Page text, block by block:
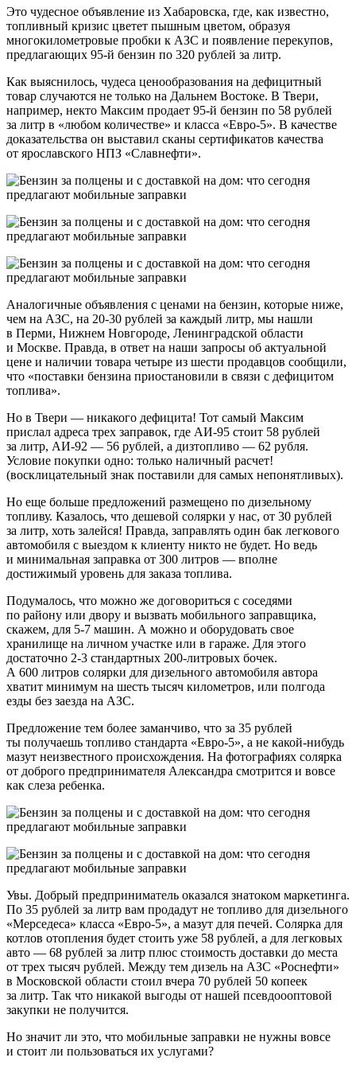
Это чудесное объявление из Хабаровска, где, как известно,
топливный кризис цветет пышным цветом, образуя
многокилометровые пробки к АЗС и появление перекупов,
предлагающих 95-й бензин по 320 рублей за литр.
Как выяснилось, чудеса ценообразования на дефицитный
товар случаются не только на Дальнем Востоке. В Твери,
например, некто Максим продает 95-й бензин по 58 рублей
за литр в «любом количестве» и класса «Евро-5». В качестве
доказательства он выставил сканы сертификатов качества
от ярославского НПЗ «Славнефти».
Аналогичные объявления с ценами на бензин, которые ниже,
чем на АЗС, на 20-30 рублей за каждый литр, мы нашли
в Перми, Нижнем Новгороде, Ленинградской области
и Москве. Правда, в ответ на наши запросы об актуальной
цене и наличии товара четыре из шести продавцов сообщили,
что «поставки бензина приостановили в связи с дефицитом
топлива».
Но в Твери — никакого дефицита! Тот самый Максим
прислал адреса трех заправок, где АИ-95 стоит 58 рублей
за литр, АИ-92 — 56 рублей, а дизтопливо — 62 рубля.
Условие покупки одно: только наличный расчет!
(восклицательный знак поставили для самых непонятливых).
Но еще больше предложений размещено по дизельному
топливу. Казалось, что дешевой солярки у нас, от 30 рублей
за литр, хоть залейся! Правда, заправлять один бак легкового
автомобиля с выездом к клиенту никто не будет. Но ведь
и минимальная заправка от 300 литров — вполне
достижимый уровень для заказа топлива.
Подумалось, что можно же договориться с соседями
по району или двору и вызвать мобильного заправщика,
скажем, для 5-7 машин. А можно и оборудовать свое
хранилище на личном участке или в гараже. Для этого
достаточно 2-3 стандартных 200-литровых бочек.
А 600 литров солярки для дизельного автомобиля автора
хватит минимум на шесть тысяч километров, или полгода
езды без заезда на АЗС.
Предложение тем более заманчиво, что за 35 рублей
ты получаешь топливо стандарта «Евро-5», а не какой-нибудь
мазут неизвестного происхождения. На фотографиях солярка
от доброго предпринимателя Александра смотрится и вовсе
как слеза ребенка.
Увы. Добрый предприниматель оказался знатоком маркетинга.
По 35 рублей за литр вам продадут не топливо для дизельного
«Мерседеса» класса «Евро-5», а мазут для печей. Солярка для
котлов отопления будет стоить уже 58 рублей, а для легковых
авто — 68 рублей за литр плюс стоимость доставки до места
от трех тысяч рублей. Между тем дизель на АЗС «Роснефти»
в Московской области стоил вчера 70 рублей 50 копеек
за литр. Так что никакой выгоды от нашей псевдоооптовой
закупки не получится.
Но значит ли это, что мобильные заправки не нужны вовсе
и стоит ли пользоваться их услугами?